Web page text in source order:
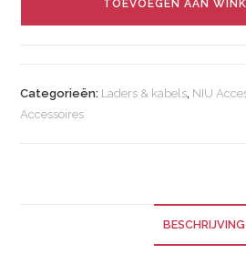
TOEVOEGEN AAN
Categorieën: Laders & kabels, NIU
Accessoires
BESCHRIJVING